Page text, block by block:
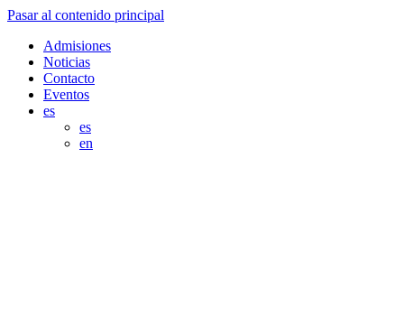
Pasar al contenido principal
Admisiones
Noticias
Contacto
Eventos
es
es
en